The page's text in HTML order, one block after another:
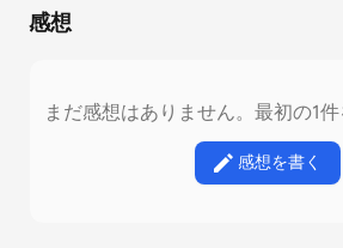
感想
まだ感想はありません。最初の1件
感想を書く